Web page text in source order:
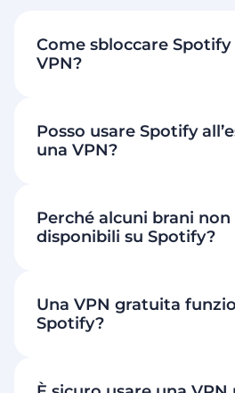
Come sbloccare Spotify
VPN?
Posso usare Spotify
una VPN?
Perché alcuni brani non
disponibili su Spotify?
Una VPN gratuita
Spotify?